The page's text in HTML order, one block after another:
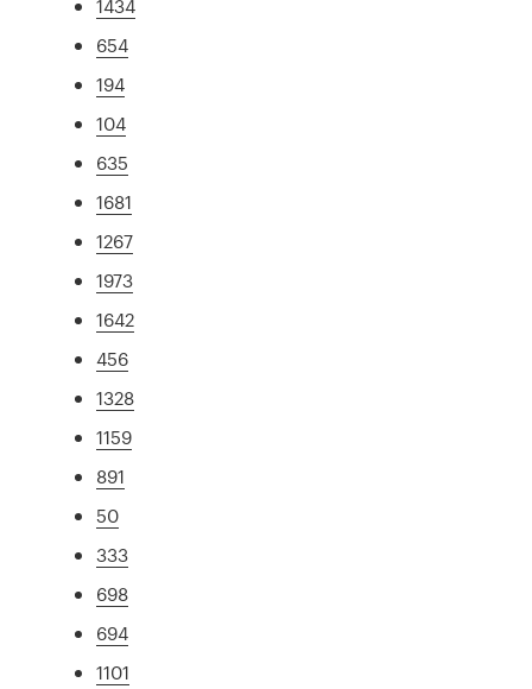
1434
654
194
104
635
1681
1267
1973
1642
456
1328
1159
891
50
333
698
694
1101